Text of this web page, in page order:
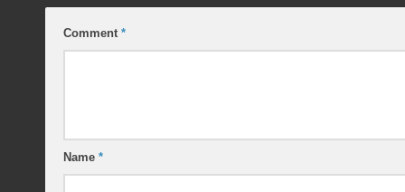
Comment *
Name *